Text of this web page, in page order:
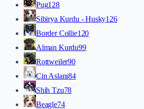
Pug128
Sibirya Kurdu - Husky126
Border Collie120
Alman Kurdu99
Rottweiler90
Çin Aslanı84
Shih Tzu78
Beagle74